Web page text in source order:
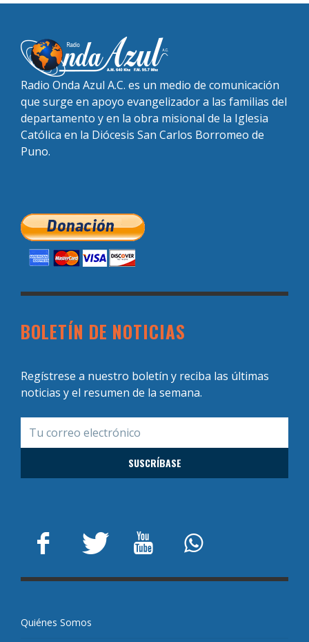
Radio Onda Azul A.C. es un medio de comunicación
que surge en apoyo evangelizador a las familias del
departamento y en la obra misional de la Iglesia
Católica en la Diócesis San Carlos Borromeo de
Puno.
BOLETÍN DE NOTICIAS
Regístrese a nuestro boletín y reciba las últimas
noticias y el resumen de la semana.
Quiénes Somos